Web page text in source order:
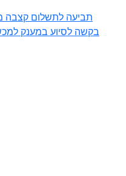
266 – תביעה לתשלום
267 – בקשה לסיוע במענק